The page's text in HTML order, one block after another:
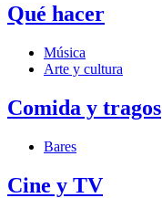
Qué hacer
Música
Arte y cultura
Comida y tragos
Bares
Cine y TV